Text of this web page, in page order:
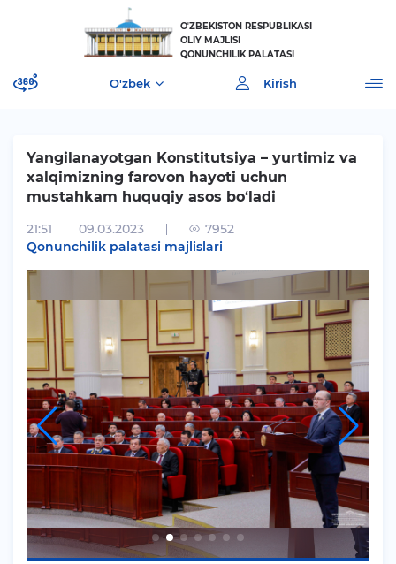
OʼZBEKISTON RESPUBLIKASI
OLIY MAJLISI
QONUNCHILIK PALATASI
O'zbek Kirish
Yangilanayotgan Konstitutsiya – yurtimiz va
xalqimizning farovon hayoti uchun
mustahkam huquqiy asos bo‘ladi
21:51 09.03.2023
7952
Qonunchilik palatasi majlislari